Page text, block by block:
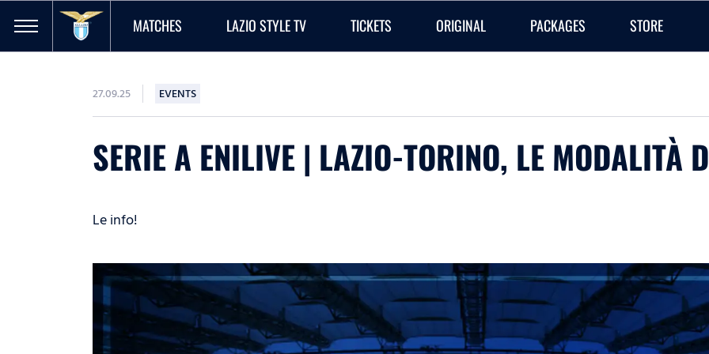
MATCHES LAZIO STYLE TV TICKETS ORIGINAL PACKAGES STORE
27.09.25 EVENTS
SERIE A ENILIVE | LAZIO-TORINO, LE MODALITÀ
Le info!